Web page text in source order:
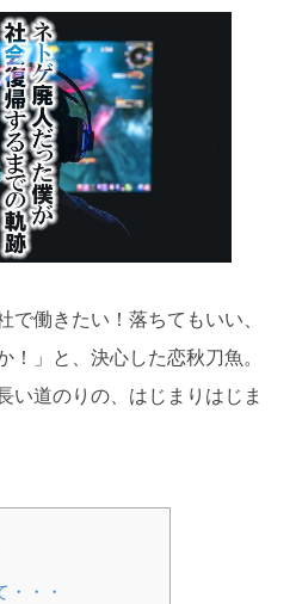
で働きたい！落ちてもいい、
！」と、決心した恋秋刀魚。
い道のりの、はじまりはじま
・・